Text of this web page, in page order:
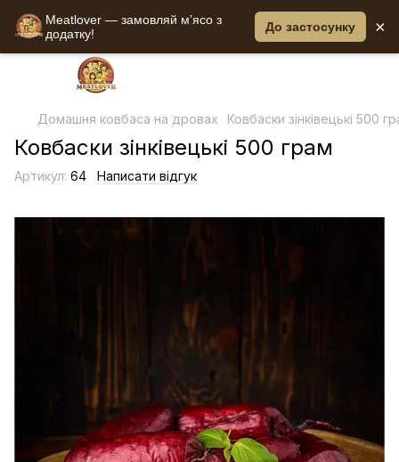
Meatlover — замовляй мʼясо з
додатку!
До застосунку ×
Домашня ковбаса на дровах Ковбаски зінківецькі 500
Ковбаски зінківецькі 500 грам
Артикул: 64 Написати відгук